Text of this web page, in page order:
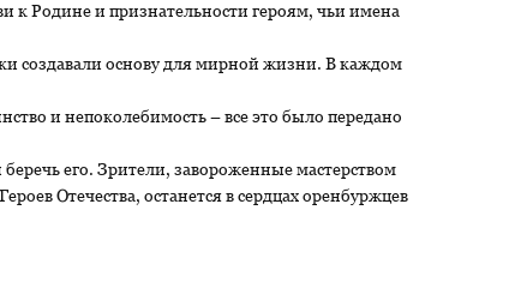
к Родине и признательности героям, чьи имена
создавали основу для мирной жизни. В каждом
и непоколебимость – все это было передано
его. Зрители, завороженные мастерством
Отечества, останется в сердцах оренбуржцев